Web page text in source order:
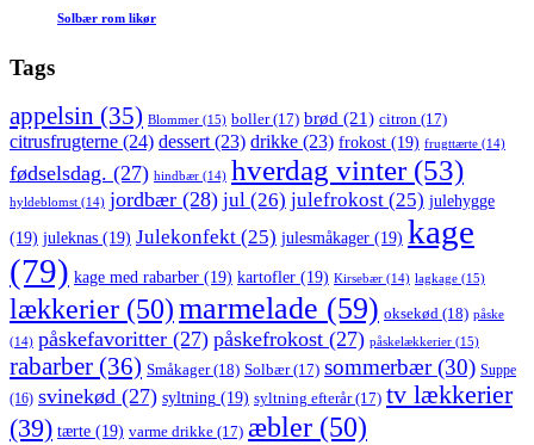
Solbær rom likør
Tags
appelsin (35) Blommer (15) boller(17) brød (21) citron (17)
citrusfrugterne (24) dessert(23) drikke (23) frokost (19) frugttærte (14)
fødselsdag. (27) hindbær (14) hverdag vinter(53)
hyldeblomst (14) jordbær (28) jul (26) julefrokost (25) julehygge
(19) juleknas (19) Julekonfekt (25) julesmåkager (19) kage
(79) kage med rabarber (19) kartofler (19) Kirsebær (14) lagkage (15)
lækkerier (50)marmelade (59) oksekød (18) påske
(14) påskefavoritter (27) påskefrokost (27) påskelækkerier (15)
rabarber (36) Småkager(18) Solbær(17) sommerbær(30) Suppe
(16) svinekød (27) syltning (19) syltning efterår(17) tv lækkerier
(39) tærte (19) varme drikke (17) æbler (50)